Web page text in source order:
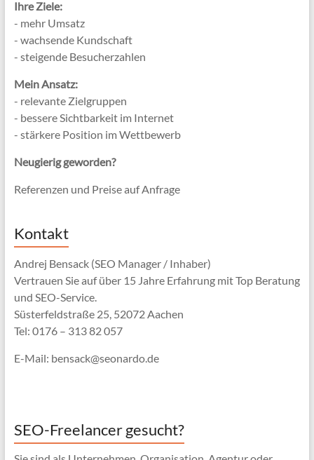
Ihre Ziele:
- mehr Umsatz
- wachsende Kundschaft
- steigende Besucherzahlen
Mein Ansatz:
- relevante Zielgruppen
- bessere Sichtbarkeit im Internet
- stärkere Position im Wettbewerb
Neugierig geworden?
Referenzen und Preise auf Anfrage
Kontakt
Andrej Bensack (SEO Manager / Inhaber)
Vertrauen Sie auf über 15 Jahre Erfahrung mit Top Beratung
und SEO-Service.
Süsterfeldstraße 25, 52072 Aachen
Tel: 0176 – 313 82 057
E-Mail: bensack@seonardo.de
SEO-Freelancer gesucht?